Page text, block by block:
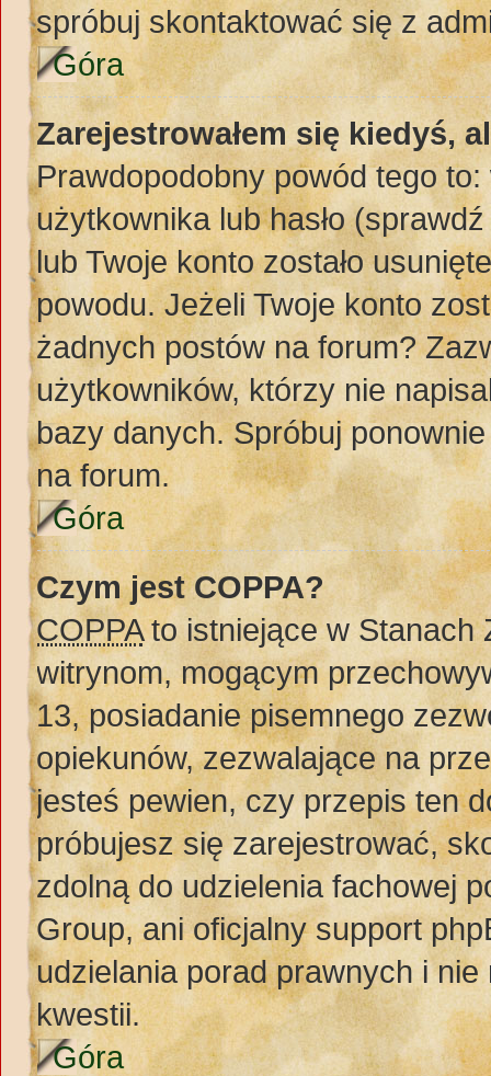
spróbuj skontaktować się z
Góra
Zarejestrowałem się kiedyś,
Prawdopodobny powód tego
użytkownika lub hasło
lub Twoje konto zostało
powodu. Jeżeli Twoje konto
żadnych postów na forum?
użytkowników, którzy nie
bazy danych. Spróbuj
na forum.
Góra
Czym jest COPPA?
COPPAto istniejące w Stanach
witrynom, mogącym
13, posiadanie pisemnego
opiekunów, zezwalające na
jesteś pewien, czy przepis ten
próbujesz się zarejestrować,
zdolną do udzielenia fachowej
Group, ani oficjalny support
udzielania porad prawnych i
kwestii.
Góra